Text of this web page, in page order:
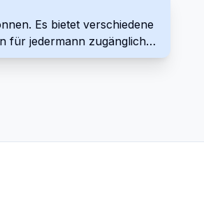
Es bietet verschiedene
für jedermann zugänglich